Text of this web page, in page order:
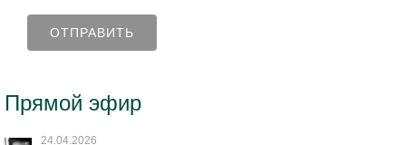
Прямой эфир
24.04.2026